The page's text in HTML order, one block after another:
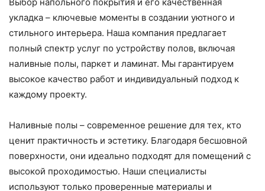
укладка – ключевые моменты в создании уютного и
стильного интерьера. Наша компания предлагает
полный спектр услуг по устройству полов, включая
наливные полы, паркет и ламинат. Мы гарантируем
высокое качество работ и индивидуальный подход к
каждому проекту.
Наливные полы – современное решение для тех, кто
ценит практичность и эстетику. Благодаря бесшовной
поверхности, они идеально подходят для помещений с
высокой проходимостью. Наши специалисты
используют только проверенные материалы и